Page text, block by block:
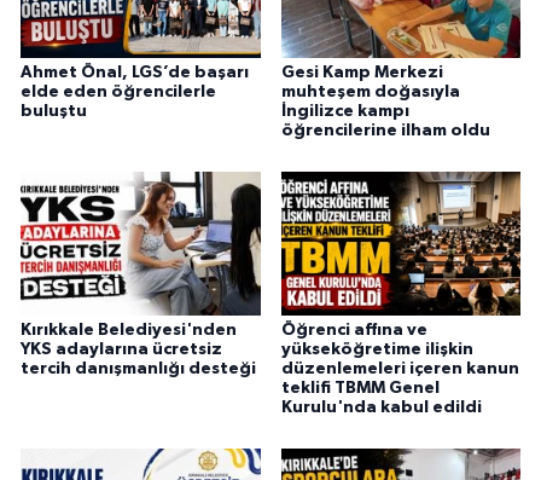
Ahmet Önal, LGS’de başarı
elde eden öğrencilerle
buluştu
Gesi Kamp Merkezi
muhteşem doğasıyla
İngilizce kampı
öğrencilerine ilham oldu
Kırıkkale Belediyesi'nden
YKS adaylarına ücretsiz
tercih danışmanlığı desteği
Öğrenci affına ve
yükseköğretime ilişkin
düzenlemeleri içeren kanun
teklifi TBMM Genel
Kurulu'nda kabul edildi